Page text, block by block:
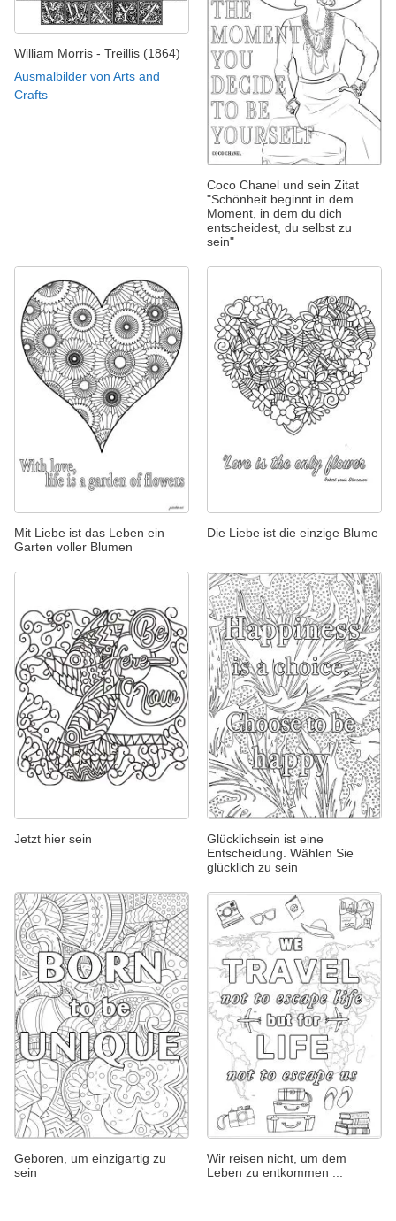
William Morris - Treillis (1864)
Ausmalbilder von Arts and
Crafts
Coco Chanel und sein Zitat
"Schönheit beginnt in dem
Moment, in dem du dich
entscheidest, du selbst zu
sein"
Mit Liebe ist das Leben ein
Garten voller Blumen
Die Liebe ist die einzige Blume
Jetzt hier sein
Glücklichsein ist eine
Entscheidung. Wählen Sie
glücklich zu sein
Geboren, um einzigartig zu
sein
Wir reisen nicht, um dem
Leben zu entkommen ...